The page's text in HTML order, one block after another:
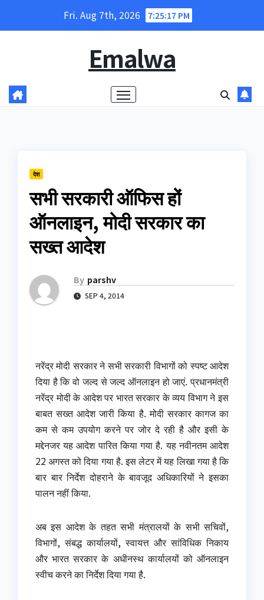
Fri. Aug 7th, 2026 7:25:18 PM
Emalwa
देश
सभी सरकारी ऑफिस हों
ऑनलाइन, मोदी सरकार का
सख्त आदेश
By parshv
SEP 4, 2014
नरेंद्र मोदी सरकार ने सभी सरकारी विभागों को स्पष्ट आदेश
दिया है कि वो जल्द से जल्द ऑनलाइन हो जाएं. प्रधानमंत्री
नरेंद्र मोदी के आदेश पर भारत सरकार के व्यय विभाग ने इस
बाबत सख्त आदेश जारी किया है. मोदी सरकार कागज का
कम से कम उपयोग करने पर जोर दे रही है और इसी के
मद्देनजर यह आदेश पारित किया गया है. यह नवीनतम आदेश
22 अगस्त को दिया गया है. इस लेटर में यह लिखा गया है कि
बार बार निर्देश दोहराने के बावजूद अधिकारियों ने इसका
पालन नहीं किया.
अब इस आदेश के तहत सभी मंत्रालयों के सभी सचिवों,
विभागों, संबद्ध कार्यालयों, स्वायत्त और सांविधिक निकाय
और भारत सरकार के अधीनस्थ कार्यालयों को ऑनलाइन
स्वीच करने का निर्देश दिया गया है.